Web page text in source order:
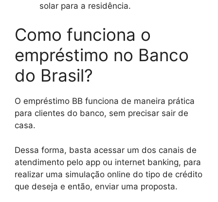
solar para a residência.
Como funciona o
empréstimo no Banco
do Brasil?
O empréstimo BB funciona de maneira prática
para clientes do banco, sem precisar sair de
casa.
Dessa forma, basta acessar um dos canais de
atendimento pelo app ou internet banking, para
realizar uma simulação online do tipo de crédito
que deseja e então, enviar uma proposta.